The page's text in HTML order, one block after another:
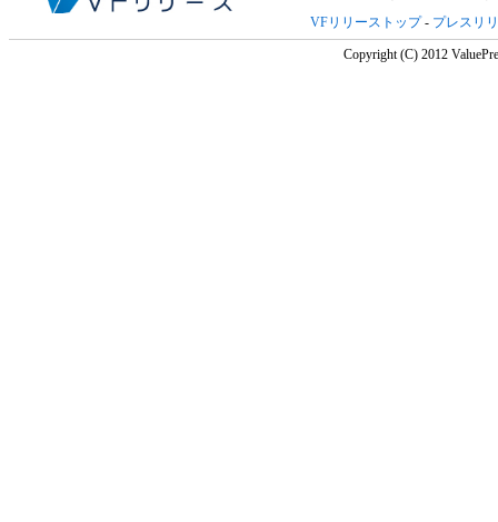
VFリリーストップ- プレスリ
Copyright (C) 2012